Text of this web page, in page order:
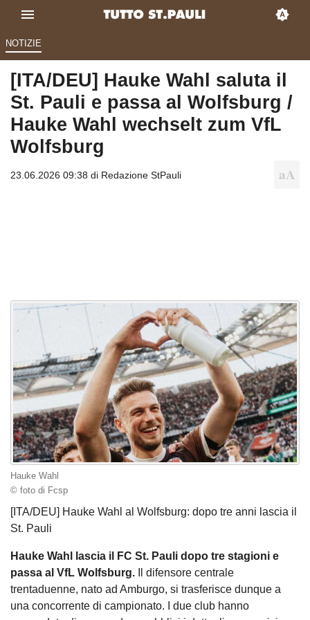
NOTIZIE
[ITA/DEU] Hauke Wahl saluta il
St. Pauli e passa al Wolfsburg /
Hauke Wahl wechselt zum VfL
Wolfsburg
23.06.2026 09:38 di Redazione StPauli
Hauke Wahl
© foto di Fcsp
[ITA/DEU] Hauke Wahl al Wolfsburg: dopo tre anni lascia il
St. Pauli
Hauke Wahl lascia il FC St. Pauli dopo tre stagioni e
passa al VfL Wolfsburg. Il difensore centrale
trentaduenne, nato ad Amburgo, si trasferisce dunque a
una concorrente di campionato. I due club hanno